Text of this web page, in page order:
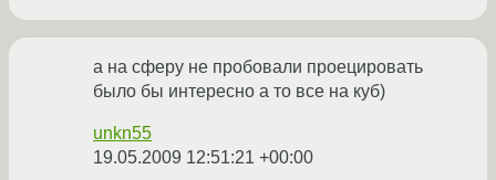
а на сферу не пробовали проецировать
было бы интересно а то все на куб)
unkn55
19.05.2009 12:51:21 +00:00